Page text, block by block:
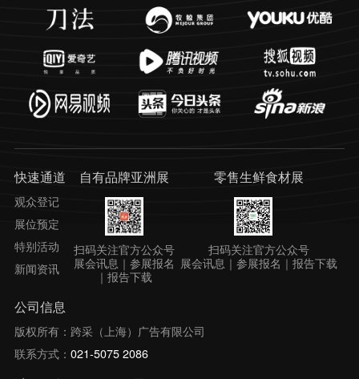
快速通道
观众登记
展位预定
特别活动
新闻资讯
自有品牌亚洲展
扫码关注官方公众号
展会讯息｜参展报名
｜报告下载
零售生鲜食材展
扫码关注官方公众号
展会讯息｜参展报名｜报告下载
公司信息
版权所有：跨采（上海）广告有限公司
联系方式： 021-5075 2086